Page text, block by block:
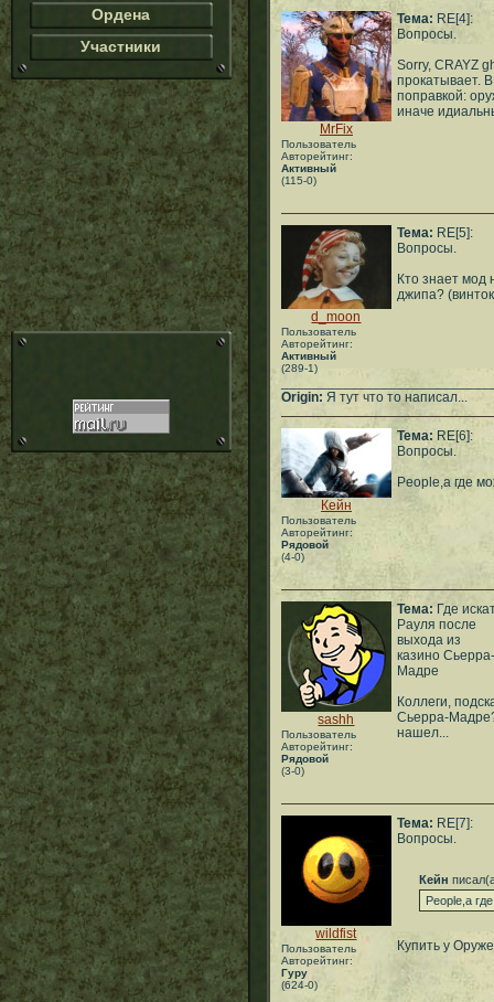
Ордена
Участники
MrFix
Пользователь
Авторейтинг:
Активный
(115-0)
Тема: RE[4]:
Вопросы.
Sorry, CRAYZ
прокатывает.
поправкой:
иначе
d_moon
Пользователь
Авторейтинг:
Активный
(289-1)
Тема: RE[5]:
Вопросы.
Кто знает мод
джипа?
Origin: Я тут что то написал...
Кейн
Пользователь
Авторейтинг:
Рядовой
(4-0)
Тема: RE[6]:
Вопросы.
People,а где
sashh
Пользователь
Авторейтинг:
Рядовой
(3-0)
Тема: Где
Рауля после
выхода из
казино Сьерра-
Мадре
Коллеги,
Сьерра-
нашел...
wildfist
Пользователь
Авторейтинг:
Гуру
(624-0)
Тема: RE[7]:
Вопросы.
Кейн
People,а
Купить у